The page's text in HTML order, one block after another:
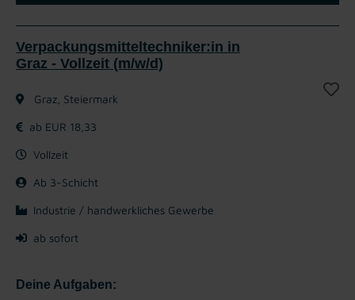
Verpackungsmitteltechniker:in in
Graz - Vollzeit (m/w/d)
Graz, Steiermark
ab EUR 18,33
Vollzeit
Ab 3-Schicht
Industrie / handwerkliches Gewerbe
ab sofort
Deine Aufgaben: